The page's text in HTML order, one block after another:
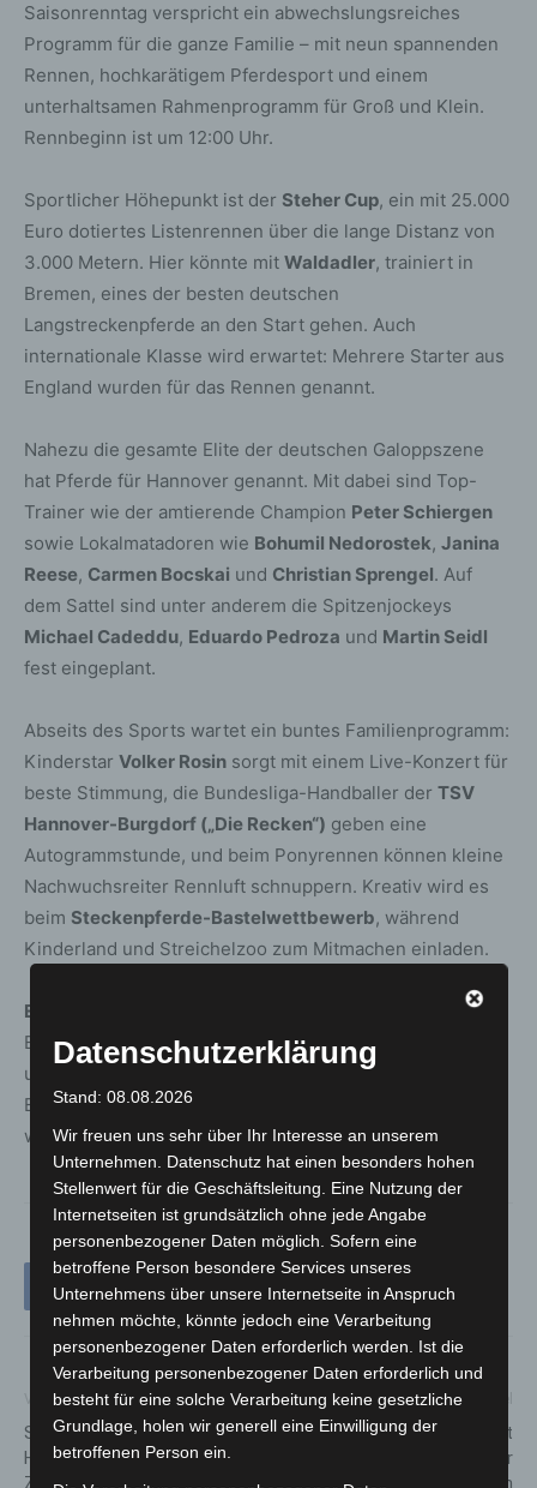
Saisonrenntag verspricht ein abwechslungsreiches
Programm für die ganze Familie – mit neun spannenden
Rennen, hochkarätigem Pferdesport und einem
unterhaltsamen Rahmenprogramm für Groß und Klein.
Rennbeginn ist um 12:00 Uhr.
Sportlicher Höhepunkt ist der Steher Cup, ein mit 25.000
Euro dotiertes Listenrennen über die lange Distanz von
3.000 Metern. Hier könnte mit Waldadler, trainiert in
Bremen, eines der besten deutschen
Langstreckenpferde an den Start gehen. Auch
internationale Klasse wird erwartet: Mehrere Starter aus
England wurden für das Rennen genannt.
Nahezu die gesamte Elite der deutschen Galoppszene
hat Pferde für Hannover genannt. Mit dabei sind Top-
Trainer wie der amtierende Champion Peter Schiergen
sowie Lokalmatadoren wie Bohumil Nedorostek, Janina
Reese, Carmen Bocskai und Christian Sprengel. Auf
dem Sattel sind unter anderem die Spitzenjockeys
Michael Cadeddu, Eduardo Pedroza und Martin Seidl
fest eingeplant.
Abseits des Sports wartet ein buntes Familienprogramm:
Kinderstar Volker Rosin sorgt mit einem Live-Konzert für
beste Stimmung, die Bundesliga-Handballer der TSV
Hannover-Burgdorf („Die Recken“) geben eine
Autogrammstunde, und beim Ponyrennen können kleine
Nachwuchsreiter Rennluft schnuppern. Kreativ wird es
beim Steckenpferde-Bastelwettbewerb, während
Kinderland und Streichelzoo zum Mitmachen einladen.
Eintritt und Tickets:
Kinder bis 12 Jahre haben freien
Eintritt. Erwachsene zahlen im Vorverkauf 12 Euro (online
unter
), an der Tageskasse 14 Euro.
Ermäßigungen gibt es für Schüler, Studierende und
weitere Gruppen.
Vorheriger Artikel
Studie der Leibniz Universität
Hannover untersucht
Zusammenhang zwischen
Nächster Artikel
Starke Gemeinschaft wächst
weiter: Über 372.000 Kinder
und Jugendliche engagieren
Datenschutzerklärung
Stand: 08.08.2026
Wir freuen uns sehr über Ihr Interesse an unserem
Unternehmen. Datenschutz hat einen besonders hohen
Stellenwert für die Geschäftsleitung. Eine Nutzung der
Internetseiten ist grundsätzlich ohne jede Angabe
personenbezogener Daten möglich. Sofern eine
betroffene Person besondere Services unseres
Unternehmens über unsere Internetseite in Anspruch
nehmen möchte, könnte jedoch eine Verarbeitung
personenbezogener Daten erforderlich werden. Ist die
Verarbeitung personenbezogener Daten erforderlich und
besteht für eine solche Verarbeitung keine gesetzliche
Grundlage, holen wir generell eine Einwilligung der
betroffenen Person ein.